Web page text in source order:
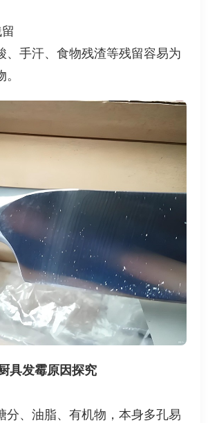
、手汗、食物残渣等残留容易为
具发霉原因探究
分、油脂、有机物，本身多孔易